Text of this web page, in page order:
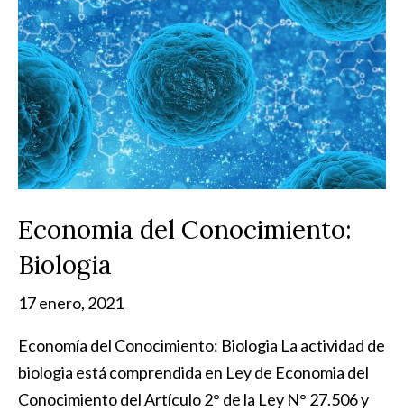
Economia del Conocimiento:
Biologia
17 enero, 2021
Economía del Conocimiento: Biologia La actividad de
biologia está comprendida en Ley de Economia del
Conocimiento del Artículo 2° de la Ley N° 27.506 y